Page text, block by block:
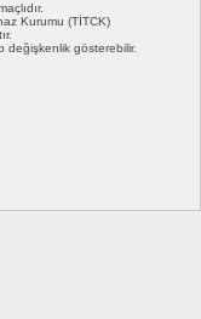
Kurumu (TİTCK)
değişkenlik gösterebilir.